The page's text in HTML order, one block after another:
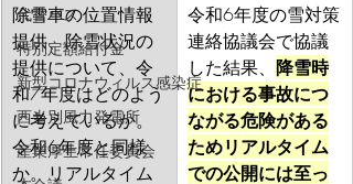
代替バス
特別定額給付金
新型コロナウィルス感染症
西当別風力発電所
産業厚生常任委員会
除雪車の位置情報
提供、除雪状況の
提供について、令
和7年度はどのよう
に考えているか。
令和6年度と同様
か。リアルタイム
令和6年度の雪対策
連絡協議会で協議
した結果、 降雪時
における事故につ
ながる危険がある
ためリアルタイム
での公開には至っ